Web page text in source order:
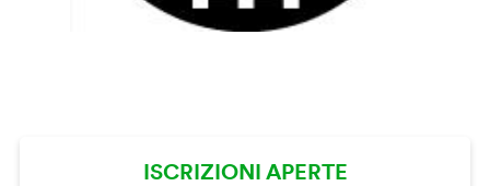
ISCRIZIONI APERTE